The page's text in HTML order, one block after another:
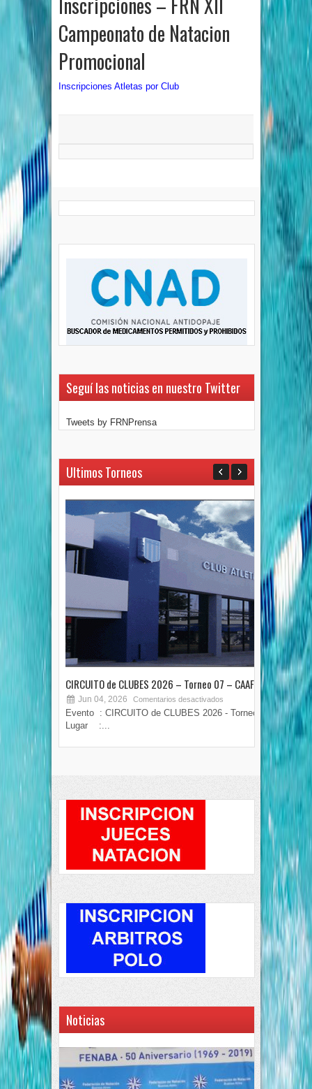
Campeonato de Natacion
Promocional
Inscripciones Atletas por Club
Seguí las noticias en nuestro Twitter
Tweets by FRNPrensa
Ultimos Torneos
CIRCUITO de CLUBES 2026 – Torneo 07 – CAAF
Jun 04, 2026 Comentarios desactivados
Evento : CIRCUITO de CLUBES 2026 - Torneo 07
Lugar :...
Noticias